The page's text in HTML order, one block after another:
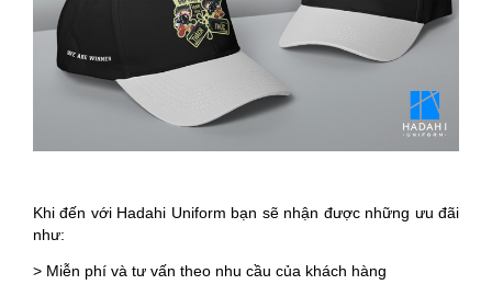
Khi đến với Hadahi Uniform bạn sẽ nhận được những ưu đãi
như:
> Miễn phí và tư vấn theo nhu cầu của khách hàng